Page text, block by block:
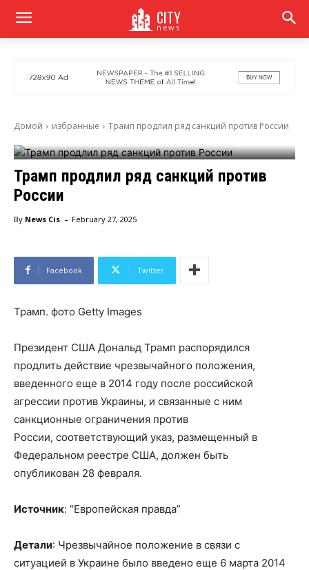
CITY
news
Домой избранные Трамп продлил ряд санкций против России
Трамп продлил ряд санкций против
России
By News Cis - February 27, 2025
Facebook Twitter
Трамп. фото Getty Images
Президент США Дональд Трамп распорядился
продлить действие чрезвычайного положения,
введенного еще в 2014 году после российской
агрессии против Украины, и связанные с ним
санкционные ограничения против
России, соответствующий указ, размещенный в
Федеральном реестре США, должен быть
опубликован 28 февраля.
Источник: “Европейская правда”
Детали: Чрезвычайное положение в связи с
ситуацией в Украине было введено еще 6 марта 2014